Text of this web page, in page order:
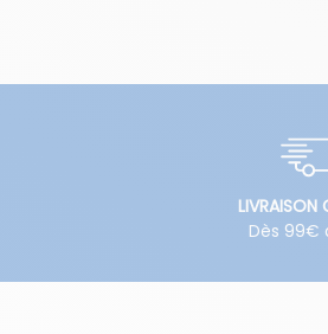
LIVRAISON
Dès 99€